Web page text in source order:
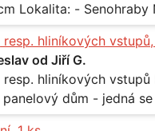
hliníkových
od Jiří G.
Popis: - včtetně prosklení a elektrických
dveře umístěné v
- předmětem